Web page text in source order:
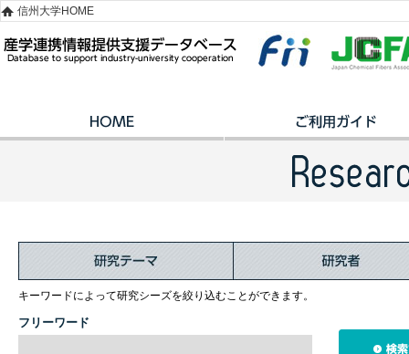
信州大学HOME
キーワードによって研究シーズを絞り込むことができます。
フリーワード